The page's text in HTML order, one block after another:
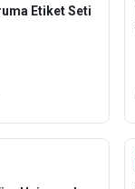
Etiket Seti